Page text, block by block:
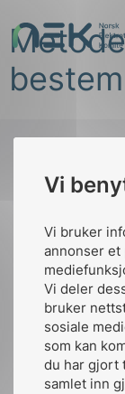
Vi
Vi bruker
annonser et
Vi deler
bruker
sosiale
som kan
du har gjort
samlet inn
til
innhold
NEK
Søk
Kontakt oss
Ansatte
Kontakt